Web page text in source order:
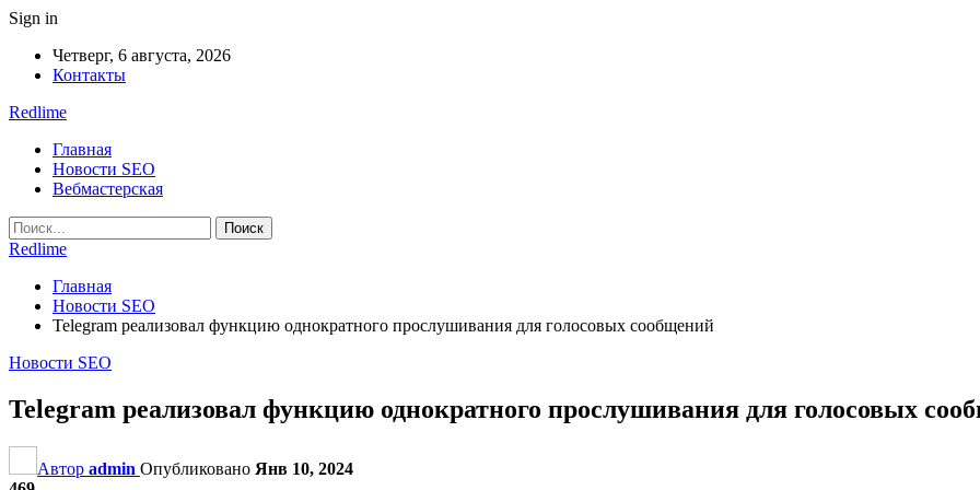
Sign in
Четверг, 6 августа, 2026
Контакты
Redlime
Главная
Новости SEO
Вебмастерская
Redlime
Главная
Новости SEO
Telegram реализовал функцию однократного прослушивания для голосовых сообщений
Новости SEO
Telegram реализовал функцию однократного прослушивания для голосовых
Автор admin Опубликовано Янв 10, 2024